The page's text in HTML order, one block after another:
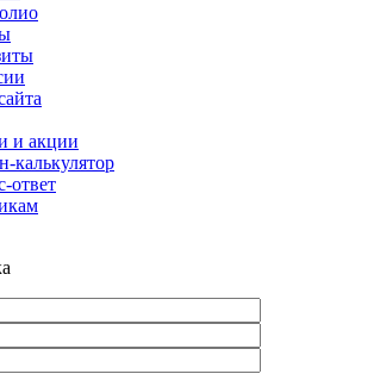
и акции
калькулятор
ответ